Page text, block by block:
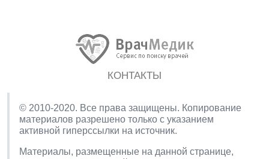
КОНТАКТЫ
© 2010-2020. Все права защищены. Копирование
материалов разрешено только с указанием
активной гиперссылки на источник.
Материалы, размещенные на данной странице,